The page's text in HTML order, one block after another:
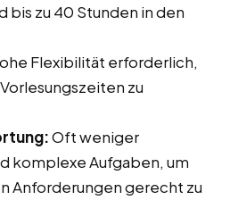
bis zu 40 Stunden in den
Flexibilität erforderlich,
zu
Oft weniger
komplexe Aufgaben, um
Anforderungen gerecht zu